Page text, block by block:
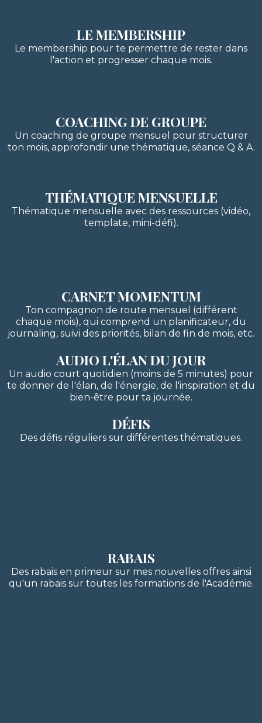
LE MEMBERSHIP
Le membership pour te permettre de rester dans
l'action et progresser chaque mois.
COACHING DE GROUPE
Un coaching de groupe mensuel pour structurer
ton mois, approfondir une thématique, séance Q & A.
THÉMATIQUE MENSUELLE
Thématique mensuelle avec des ressources (vidéo,
template, mini-défi).
CARNET MOMENTUM
Ton compagnon de route mensuel (différent
chaque mois), qui comprend un planificateur, du
journaling, suivi des priorités, bilan de fin de mois, etc.
AUDIO L'ÉLAN DU JOUR
Un audio court quotidien (moins de 5 minutes) pour
te donner de l'élan, de l'énergie, de l'inspiration et du
bien-être pour ta journée.
DÉFIS
Des défis réguliers sur différentes thématiques.
RABAIS
Des rabais en primeur sur mes nouvelles offres ainsi
qu'un rabais sur toutes les formations de l'Académie.